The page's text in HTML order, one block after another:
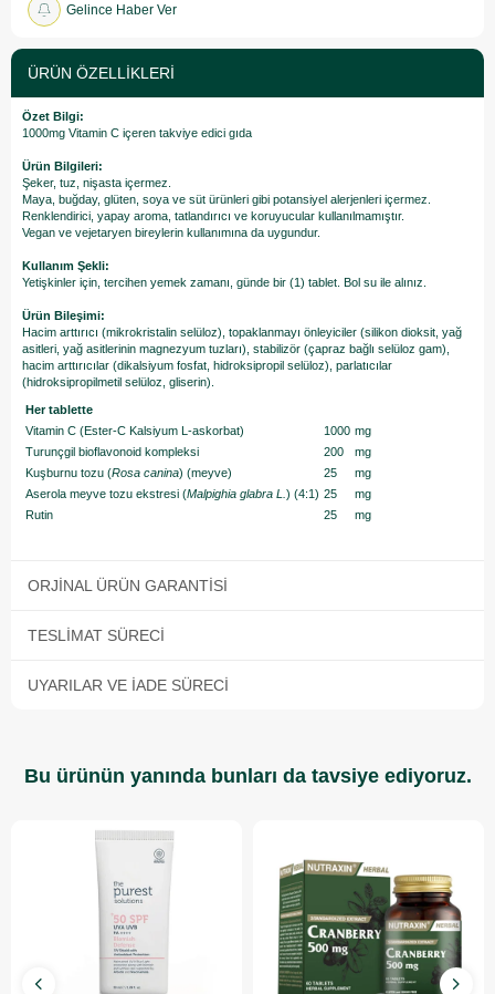
Gelince Haber Ver
ÜRÜN ÖZELLIKLERI
Özet Bilgi:
1000mg Vitamin C içeren takviye edici gıda
Ürün Bilgileri:
Şeker, tuz, nişasta içermez.
Maya, buğday, glüten, soya ve süt ürünleri gibi potansiyel alerjenleri içermez.
Renklendirici, yapay aroma, tatlandırıcı ve koruyucular kullanılmamıştır.
Vegan ve vejetaryen bireylerin kullanımına da uygundur.
Kullanım Şekli:
Yetişkinler için, tercihen yemek zamanı, günde bir (1) tablet. Bol su ile alınız.
Ürün Bileşimi:
Hacim arttırıcı (mikrokristalin selüloz), topaklanmayı önleyiciler (silikon dioksit, yağ
asitleri, yağ asitlerinin magnezyum tuzları), stabilizör (çapraz bağlı selüloz gam),
hacim arttırıcılar (dikalsiyum fosfat, hidroksipropil selüloz), parlatıcılar
(hidroksipropilmetil selüloz, gliserin).
Her tablette
Vitamin C (Ester-C Kalsiyum L-askorbat)
1000 mg
Turunçgil bioflavonoid kompleksi
200
mg
Kuşburnu tozu (Rosa canina) (meyve) 25
mg
Aserola meyve tozu ekstresi (Malpighia glabra L. ) (4:1) 25
mg
Rutin
25 mg
ORJINAL ÜRÜN GARANTISI
TESLIMAT SÜRECI
UYARILAR VE İADE SÜRECI
Bu ürünün yanında bunları da tavsiye ediyoruz.